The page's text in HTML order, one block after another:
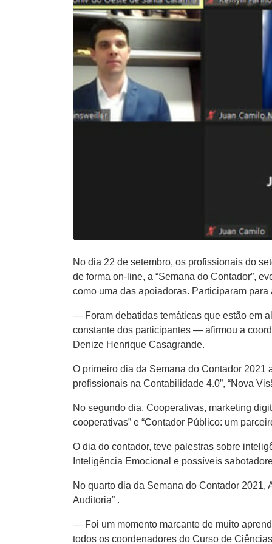
No dia 22 de setembro, os profissionais do
de forma on-line, a “Semana do Contador”,
como uma das apoiadoras. Participaram
— Foram debatidas temáticas que estão em
constante dos participantes — afirmou a
Denize Henrique Casagrande.
O primeiro dia da Semana do Contador 2021
profissionais na Contabilidade 4.0”, “Nova
No segundo dia, Cooperativas, marketing
cooperativas” e “Contador Público: um
O dia do contador, teve palestras sobre
Inteligência Emocional e possíveis
No quarto dia da Semana do Contador 2021,
Auditoria” .
— Foi um momento marcante de muito
todos os coordenadores do Curso de